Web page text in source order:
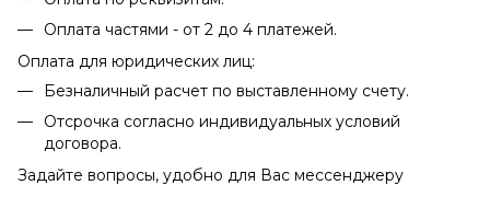
Оплата частями - от 2 до 4 платежей.
Оплата для юридических лиц:
Безналичный расчет по выставленному счету.
Отсрочка согласно индивидуальных условий
договора.
Задайте вопросы, удобно для Вас мессенджеру